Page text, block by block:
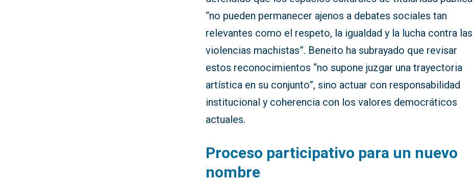
“no pueden permanecer ajenos a debates sociales tan
relevantes como el respeto, la igualdad y la lucha contra las
violencias machistas”. Beneito ha subrayado que revisar
estos reconocimientos “no supone juzgar una trayectoria
artística en su conjunto”, sino actuar con responsabilidad
institucional y coherencia con los valores democráticos
actuales.
Proceso participativo para un nuevo
nombre